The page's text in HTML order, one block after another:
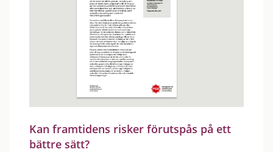
Kan framtidens risker förutspås på ett
bättre sätt?